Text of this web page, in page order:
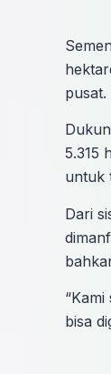
5.315
untuk
Dari
bisa